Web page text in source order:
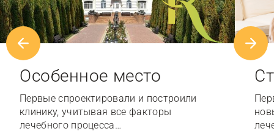
Особенное место
Первые спроектировали и построили
клинику, учитывая все факторы
лечебного процесса…